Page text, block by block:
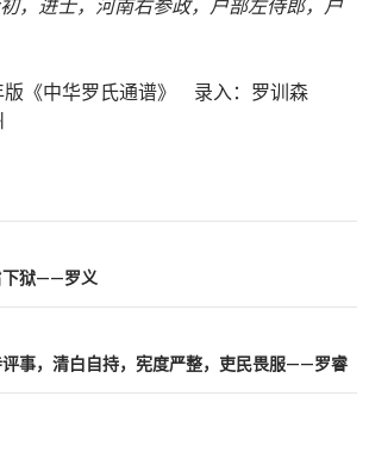
，进士，河南右参政，户部左侍郎，户
版《中华罗氏通谱》 录入：罗训森
下狱——罗义
评事，清白自持，宪度严整，吏民畏服——罗睿